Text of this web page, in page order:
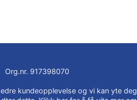
917398070
kundeopplevelse og vi kan yte